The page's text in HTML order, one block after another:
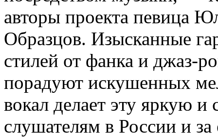
авторы проекта певица
Образцов. Изысканные
стилей от фанка и джаз-
порадуют искушенных
вокал делает эту яркую
слушателям в России и за